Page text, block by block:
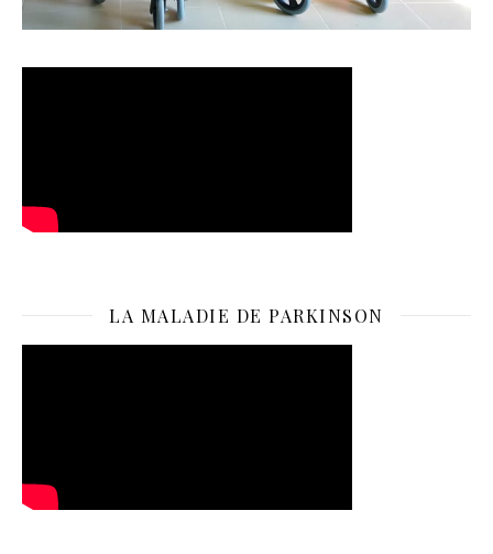
LA MALADIE DE PARKINSON